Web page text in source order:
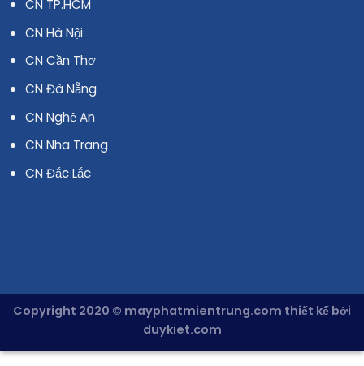
CN TP.HCM
CN Hà Nội
CN Cần Thơ
CN Đà Nẵng
CN Nghệ An
CN Nha Trang
CN Đắc Lắc
Copyright 2020 © mayphatmientrung.com thiết kế bởi
duykiet.com